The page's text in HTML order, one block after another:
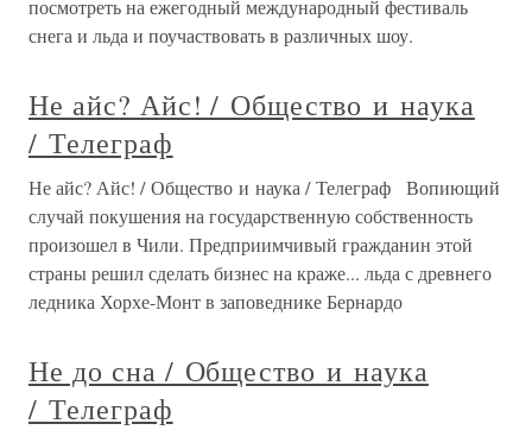
посмотреть на ежегодный международный фестиваль
снега и льда и поучаствовать в различных шоу.
Не айс? Айс! / Общество и наука
/ Телеграф
Не айс? Айс! / Общество и наука / Телеграф Вопиющий
случай покушения на государственную собственность
произошел в Чили. Предприимчивый гражданин этой
страны решил сделать бизнес на краже... льда с древнего
ледника Хорхе-Монт в заповеднике Бернардо
Не до сна / Общество и наука
/ Телеграф